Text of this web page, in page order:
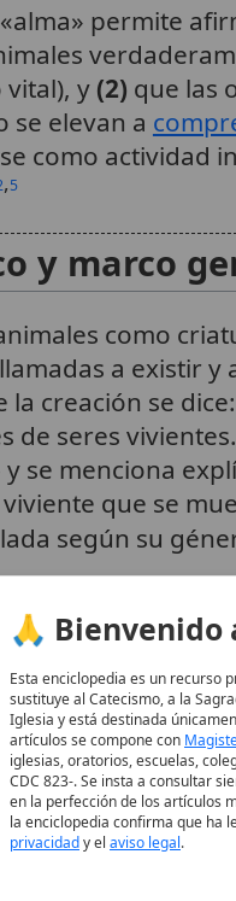
permite
y (2) que las
se elevan a
como actividad
,5
y marco
como
a existir y
creación se
de seres
se menciona
que se
según su
vincula la
del ciclo vital. El
los animales es
a identificar en
es
La lectura
humano tiene
🙏 Bienvenido
Esta enciclopedia es un recurso
sustituye al Catecismo, a la
Iglesia y está destinada
artículos se compone con
iglesias, oratorios, escuelas,
CDC 823-. Se insta a consultar
en la perfección de los artículos
la enciclopedia confirma que ha
privacidady el aviso legal.